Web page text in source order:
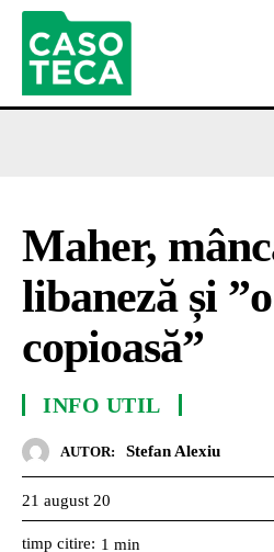
Maher,
libaneză și
copioasă”
INFO UTIL
AUTOR: Stefan Alexiu
21 august 20
timp citire: 1 min